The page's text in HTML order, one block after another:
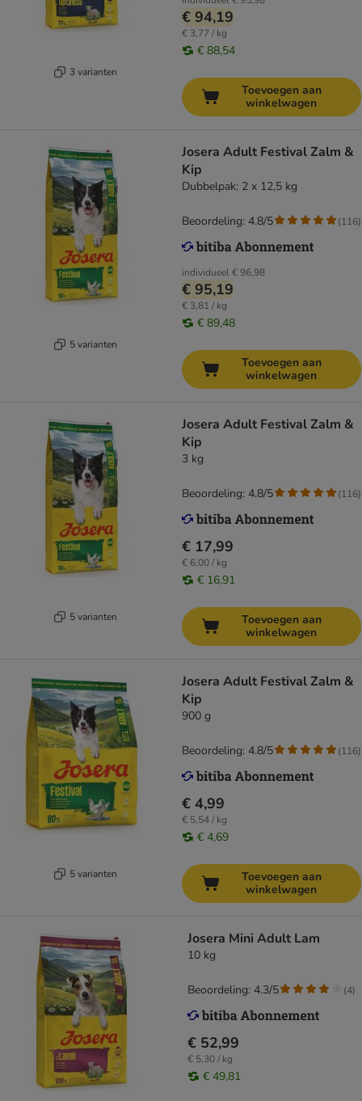
3 varianten
€ 94,19
€ 3,77 / kg
€ 88,54
Toevoegen aan
winkelwagen
5 varianten
Josera Adult Festival Zalm &
Kip
Dubbelpak: 2 x 12,5 kg
individueel€ 96,98
€ 95,19
€ 3,81 / kg
€ 89,48
Beoordeling: 4.8/5 (116)
Toevoegen aan
winkelwagen
5 varianten
Josera Adult Festival Zalm &
Kip
3 kg
€ 17,99
€ 6,00 / kg
€ 16,91
Beoordeling: 4.8/5 (116)
Toevoegen aan
winkelwagen
5 varianten
Josera Adult Festival Zalm &
Kip
900 g
€ 4,99
€ 5,54 / kg
€ 4,69
Beoordeling: 4.8/5 (116)
Toevoegen aan
winkelwagen
Josera Mini Adult Lam
10 kg
€ 52,99
€ 5,30 / kg
€ 49,81
Beoordeling: 4.3/5 (4)